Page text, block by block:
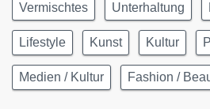
Vermischtes Unterhaltung
Lifestyle Kunst Kultur
Medien / Kultur Fashion /